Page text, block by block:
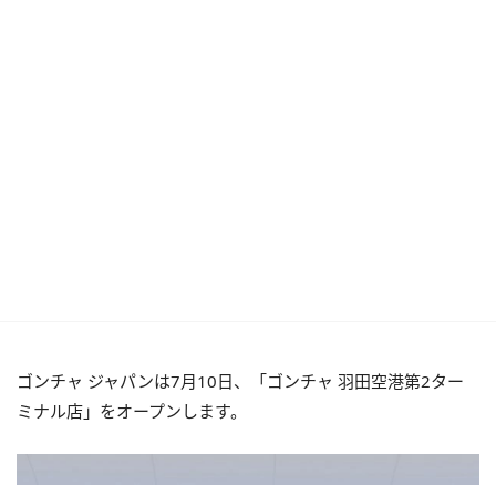
ゴンチャ ジャパンは7月10日、「ゴンチャ 羽田空港第2ター
ミナル店」をオープンします。